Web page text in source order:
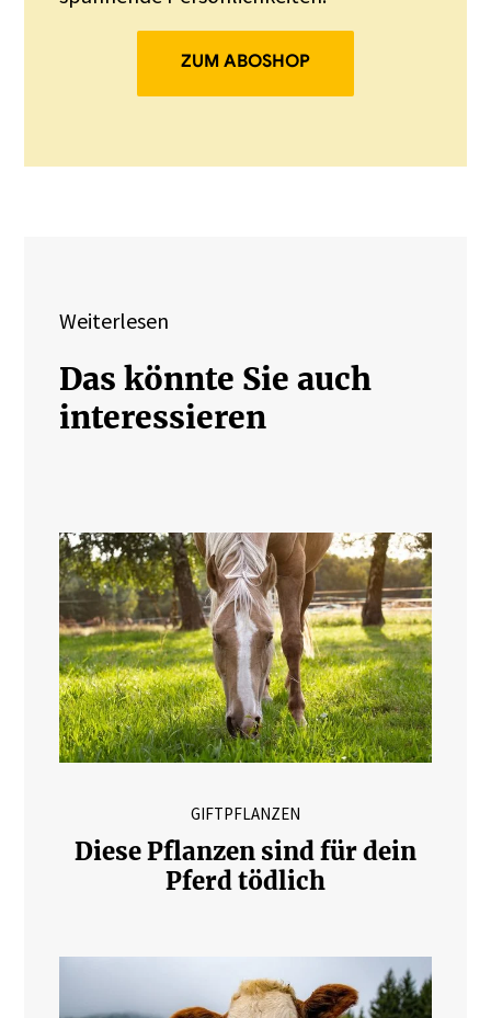
ZUM ABOSHOP
Weiterlesen
Das könnte Sie auch
interessieren
GIFTPFLANZEN
Diese Pflanzen sind für dein
Pferd tödlich